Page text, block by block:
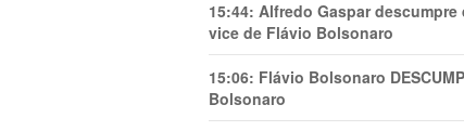
15:44: Alfredo Gaspar
vice de Flávio Bolsonaro
15:06: Flávio Bolsonaro
Bolsonaro